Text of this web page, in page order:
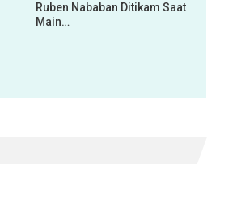
Ruben Nababan Ditikam Saat
Main…